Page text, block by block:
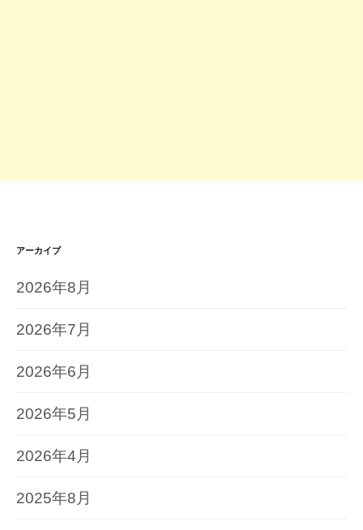
アーカイブ
2026年8月
2026年7月
2026年6月
2026年5月
2026年4月
2025年8月